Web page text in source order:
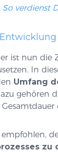
verdienst
ist nun die
In
Umfang
gehören
zu